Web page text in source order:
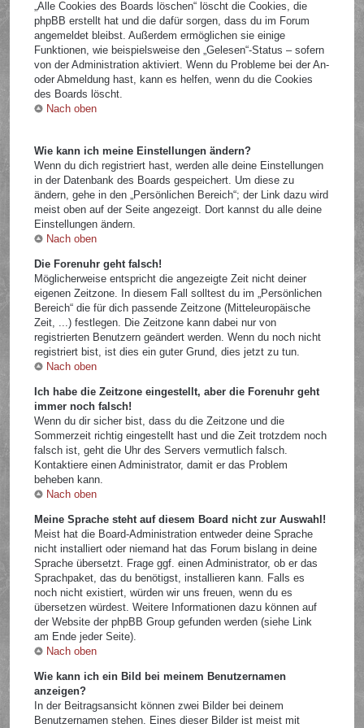
„Alle Cookies des Boards löschen“ löscht die Cookies, die
phpBB erstellt hat und die dafür sorgen, dass du im Forum
angemeldet bleibst. Außerdem ermöglichen sie einige
Funktionen, wie beispielsweise den „Gelesen“-Status – sofern
von der Administration aktiviert. Wenn du Probleme bei der An-
oder Abmeldung hast, kann es helfen, wenn du die Cookies
des Boards löscht.
Nach oben
Wie kann ich meine Einstellungen ändern?
Wenn du dich registriert hast, werden alle deine Einstellungen
in der Datenbank des Boards gespeichert. Um diese zu
ändern, gehe in den „Persönlichen Bereich“; der Link dazu wird
meist oben auf der Seite angezeigt. Dort kannst du alle deine
Einstellungen ändern.
Nach oben
Die Forenuhr geht falsch!
Möglicherweise entspricht die angezeigte Zeit nicht deiner
eigenen Zeitzone. In diesem Fall solltest du im „Persönlichen
Bereich“ die für dich passende Zeitzone (Mitteleuropäische
Zeit, ...) festlegen. Die Zeitzone kann dabei nur von
registrierten Benutzern geändert werden. Wenn du noch nicht
registriert bist, ist dies ein guter Grund, dies jetzt zu tun.
Nach oben
Ich habe die Zeitzone eingestellt, aber die Forenuhr geht
immer noch falsch!
Wenn du dir sicher bist, dass du die Zeitzone und die
Sommerzeit richtig eingestellt hast und die Zeit trotzdem noch
falsch ist, geht die Uhr des Servers vermutlich falsch.
Kontaktiere einen Administrator, damit er das Problem
beheben kann.
Nach oben
Meine Sprache steht auf diesem Board nicht zur Auswahl!
Meist hat die Board-Administration entweder deine Sprache
nicht installiert oder niemand hat das Forum bislang in deine
Sprache übersetzt. Frage ggf. einen Administrator, ob er das
Sprachpaket, das du benötigst, installieren kann. Falls es
noch nicht existiert, würden wir uns freuen, wenn du es
übersetzen würdest. Weitere Informationen dazu können auf
der Website der phpBB Group gefunden werden (siehe Link
am Ende jeder Seite).
Nach oben
Wie kann ich ein Bild bei meinem Benutzernamen
anzeigen?
In der Beitragsansicht können zwei Bilder bei deinem
Benutzernamen stehen. Eines dieser Bilder ist meist mit